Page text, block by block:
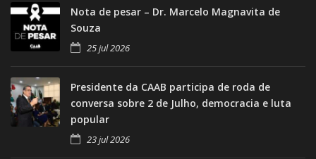
Nota de pesar – Dr. Marcelo Magnavita de
Souza
25 jul 2026
Presidente da CAAB participa de roda de
conversa sobre 2 de Julho, democracia e luta
popular
23 jul 2026